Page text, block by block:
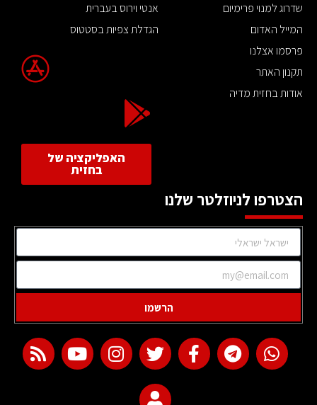
שדרוג למנוי פרימיום
המייל האדום
פרסמו אצלנו
תקנון האתר
אודות בחזית מדיה
אנטי וירוס בעברית
הגדלת צפיות בסטטוס
האפליקציה של
בחזית
הצטרפו לניוזלטר שלנו
הרשמו